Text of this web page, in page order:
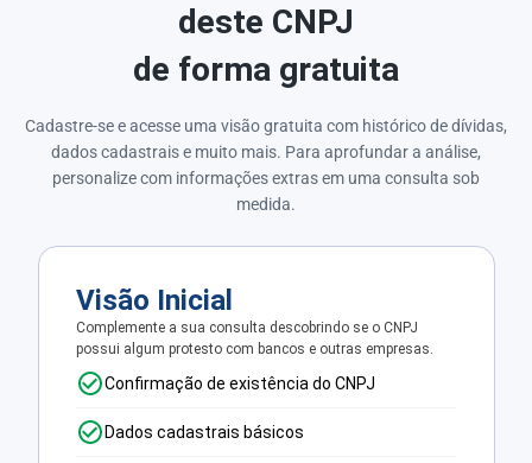
deste CNPJ
de forma gratuita
Cadastre-se e acesse uma visão gratuita com histórico de dívidas,
dados cadastrais e muito mais. Para aprofundar a análise,
personalize com informações extras em uma consulta sob
medida.
Visão Inicial
Complemente a sua consulta descobrindo se o CNPJ
possui algum protesto com bancos e outras empresas.
Confirmação de existência do CNPJ
Dados cadastrais básicos